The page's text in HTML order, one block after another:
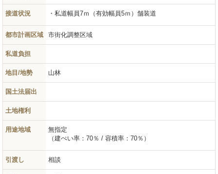
接道状況 私道幅員7ｍ（有効幅員5ｍ）舗装道
都市計画区域 市街化調整区域
私道負担
地目/地勢 山林
国土法届出
土地権利
用途地域
無指定
（建ぺい率：70％ / 容積率：70％）
引渡し 相談